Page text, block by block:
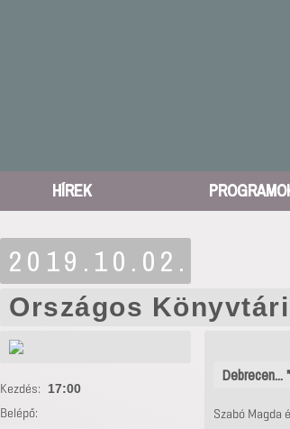
HÍREK
2019.10.02.
Országos
Debrecen...
Szabó Magda
Kezdés: 17:00
Belépő: